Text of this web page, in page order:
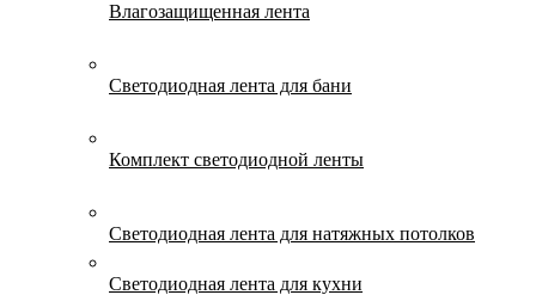
Влагозащищенная лента
Светодиодная лента для бани
Комплект светодиодной ленты
Светодиодная лента для натяжных потолков
Светодиодная лента для кухни